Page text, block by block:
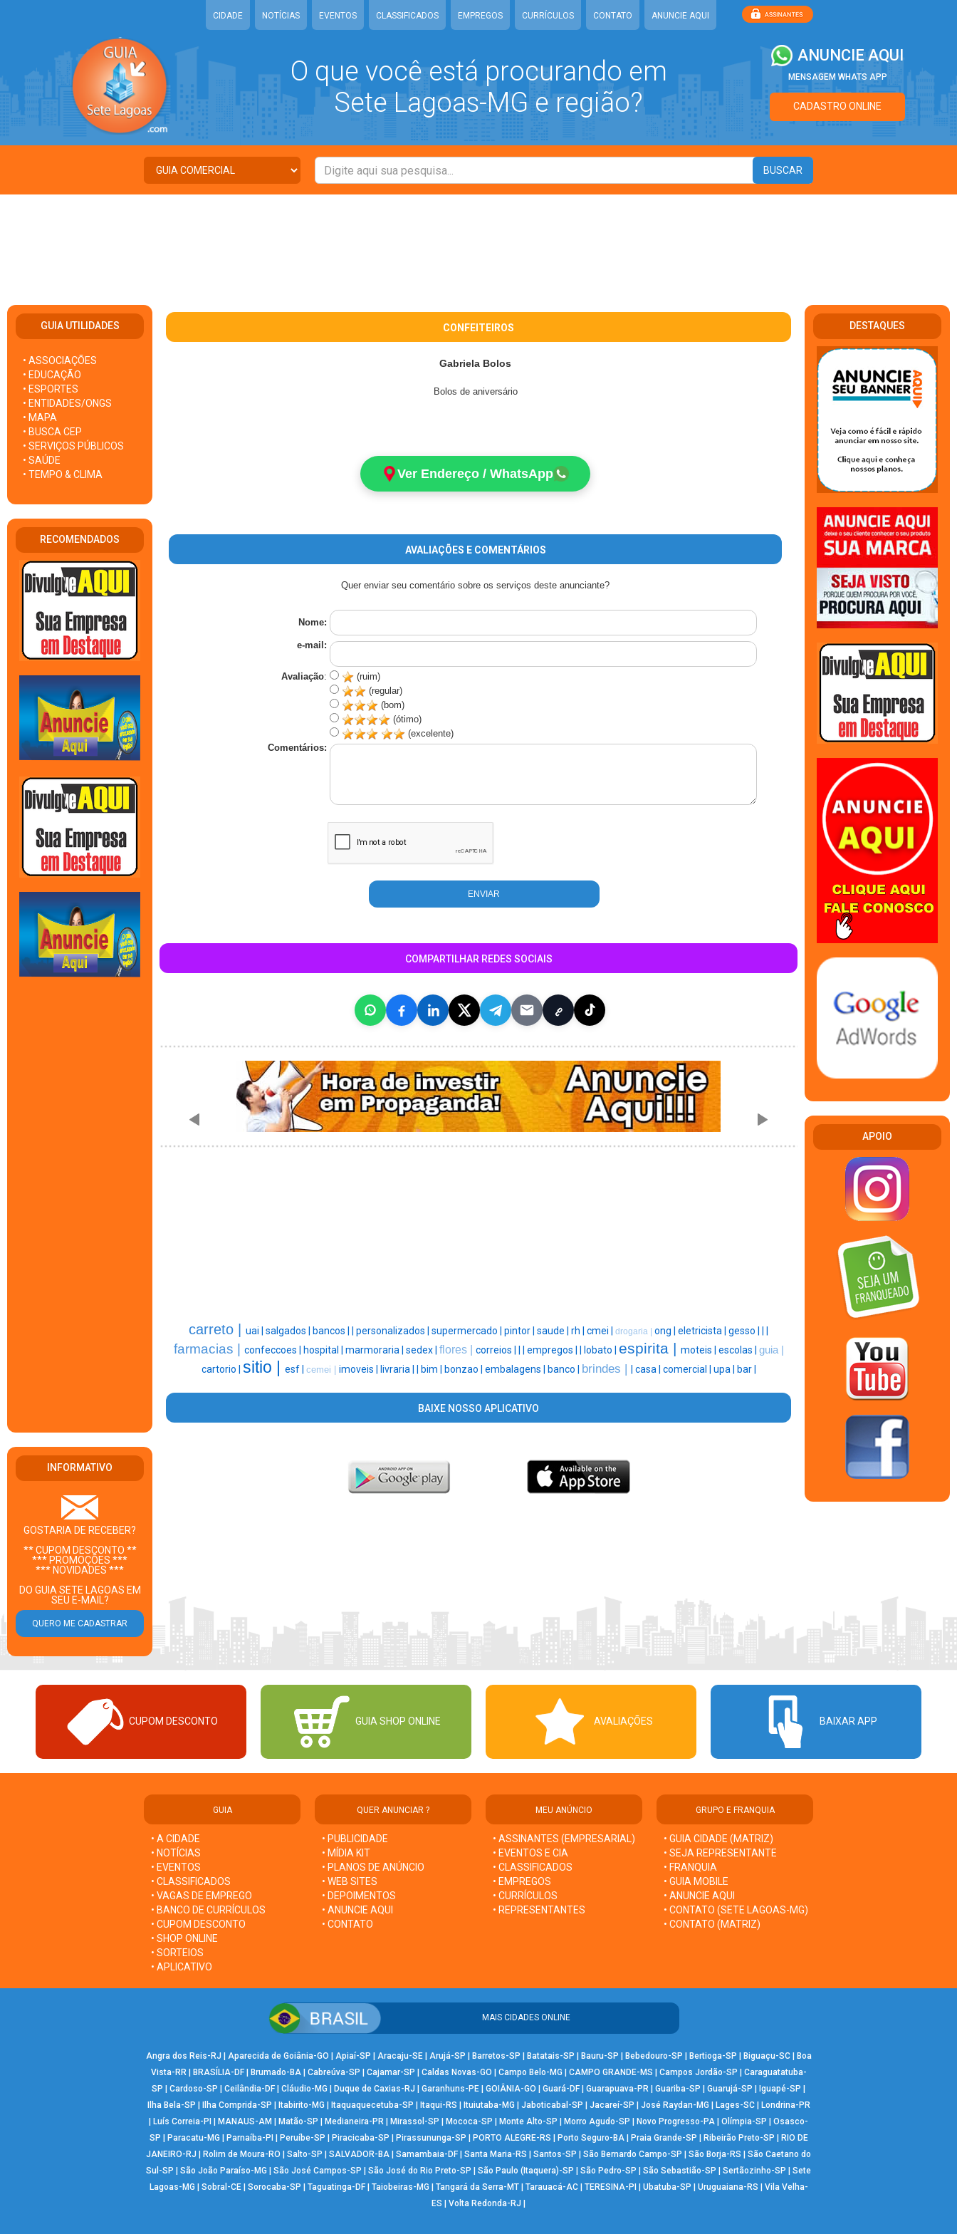
CIDADE NOTÍCIAS EVENTOS CLASSIFICADOS EMPREGOS CURRÍCULOS CONTATO ANUNCIE AQUI
O que você está procurando em
Sete Lagoas-MG e região?
ANUNCIE AQUI
MENSAGEM WHATS APP
CADASTRO ONLINE
GUIA UTILIDADES
• ASSOCIAÇÕES
• EDUCAÇÃO
• ESPORTES
• ENTIDADES/ONGS
• MAPA
• BUSCA CEP
• SERVIÇOS PÚBLICOS
• SAÚDE
• TEMPO & CLIMA
RECOMENDADOS
INFORMATIVO
GOSTARIA DE RECEBER?
** CUPOM DESCONTO **
*** PROMOÇÕES ***
*** NOVIDADES ***
DO GUIA SETE LAGOAS EM
SEU E-MAIL?
CONFEITEIROS
Gabriela Bolos
Bolos de aniversário
Ver Endereço / WhatsApp
AVALIAÇÕES E COMENTÁRIOS
Quer enviar seu comentário sobre os serviços deste anunciante?
Nome:
e-mail:
Avaliação:
(ruim)
(regular)
(bom)
(ótimo)
(excelente)
Comentários:
COMPARTILHAR REDES SOCIAIS
carreto | uai | salgados | bancos | personalizados | supermercado | pintor | saude | rh | cmei | drogaria | ong | eletricista | gesso |
farmacias | confeccoes | hospital | marmoraria | sedex | flores | correios | empregos | lobato | espirita | moteis | escolas | guia |
cartorio | sitio | esf | cemei | imoveis | livraria | bim | bonzao | embalagens | banco | brindes | casa | comercial | upa | bar |
BAIXE NOSSO APLICATIVO
DESTAQUES
APOIO
CUPOM DESCONTO GUIA SHOP ONLINE AVALIAÇÕES BAIXAR APP
GUIA
• A CIDADE
• NOTÍCIAS
• EVENTOS
• CLASSIFICADOS
• VAGAS DE EMPREGO
• BANCO DE CURRÍCULOS
• CUPOM DESCONTO
• SHOP ONLINE
• SORTEIOS
• APLICATIVO
QUER ANUNCIAR ?
• PUBLICIDADE
• MÍDIA KIT
• PLANOS DE ANÚNCIO
• WEB SITES
• DEPOIMENTOS
• ANUNCIE AQUI
• CONTATO
MEU ANÚNCIO
• ASSINANTES (EMPRESARIAL)
• EVENTOS E CIA
• CLASSIFICADOS
• EMPREGOS
• CURRÍCULOS
• REPRESENTANTES
GRUPO E FRANQUIA
• GUIA CIDADE (MATRIZ)
• SEJA REPRESENTANTE
• FRANQUIA
• GUIA MOBILE
• ANUNCIE AQUI
• CONTATO (SETE LAGOAS-MG)
• CONTATO (MATRIZ)
MAIS CIDADES ONLINE
Angra dos Reis-RJ | Aparecida de Goiânia-GO | Apiaí-SP | Aracaju-SE| Arujá-SP | Barretos-SP | Batatais-SP | Bauru-SP | Bebedouro-SP | Bertioga-SP | Biguaçu-SC| Boa
Vista-RR | BRASÍLIA-DF| Brumado-BA| Cabreúva-SP | Cajamar-SP | Caldas Novas-GO | Campo Belo-MG | CAMPO GRANDE-MS | Campos Jordão-SP | Caraguatatuba-
SP | Cardoso-SP | Ceilândia-DF | Cláudio-MG | Duque de Caxias-RJ | Garanhuns-PE | GOIÂNIA-GO | Guará-DF | Guarapuava-PR | Guariba-SP | Guarujá-SP | Iguapé-SP |
Ilha Bela-SP | Ilha Comprida-SP | Itabirito-MG | Itaquaquecetuba-SP | Itaqui-RS | Ituiutaba-MG | Jaboticabal-SP | Jacareí-SP | José Raydan-MG | Lages-SC| Londrina-PR
| Luís Correia-PI | MANAUS-AM | Matão-SP | Medianeira-PR | Mirassol-SP | Mococa-SP | Monte Alto-SP | Morro Agudo-SP | Novo Progresso-PA | Olímpia-SP | Osasco-
SP | Paracatu-MG | Parnaíba-PI | Peruíbe-SP | Piracicaba-SP | Pirassununga-SP | PORTO ALEGRE-RS | Porto Seguro-BA| Praia Grande-SP | Ribeirão Preto-SP | RIO DE
JANEIRO-RJ | Rolim de Moura-RO | Salto-SP | SALVADOR-BA | Samambaia-DF | Santa Maria-RS | Santos-SP | São Bernardo Campo-SP | São Borja-RS | São Caetano do
Sul-SP | São João Paraíso-MG | São José Campos-SP | São José do Rio Preto-SP | São Paulo (Itaquera)-SP | São Pedro-SP | São Sebastião-SP | Sertãozinho-SP | Sete
Lagoas-MG | Sobral-CE| Sorocaba-SP | Taguatinga-DF| Taiobeiras-MG | Tangará da Serra-MT| Tarauacá-AC| TERESINA-PI | Ubatuba-SP | Uruguaiana-RS | Vila Velha-
ES | Volta Redonda-RJ |